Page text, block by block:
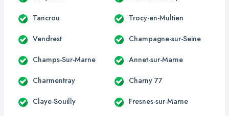
Tancrou Trocy-en-Multien
Vendrest Champagne-sur-Seine
Champs-Sur-Marne Annet-sur-Marne
Charmentray Charny 77
Claye-Souilly Fresnes-sur-Marne